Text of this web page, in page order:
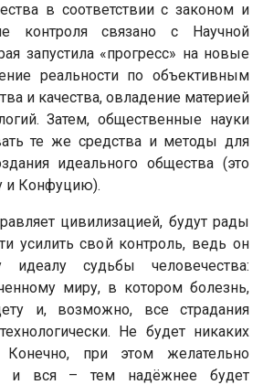
в соответствии с законом и
контроля связано с Научной
запустила «прогресс» на новые
реальности по объективным
и качества, овладение материей
Затем, общественные науки
те же средства и методы для
идеального общества (это
и Конфуцию).
цивилизацией, будут рады
усилить свой контроль, ведь он
идеалу судьбы человечества:
миру, в котором болезнь,
и, возможно, все страдания
Не будет никаких
при этом желательно
и вся – тем надёжнее будет